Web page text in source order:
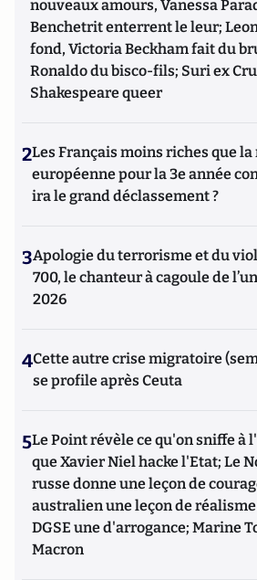
nouveaux amours, Vanessa
Benchetrit enterrent le leur;
fond, Victoria Beckham fait du
Ronaldo du bisco-fils; Suri ex
Shakespeare queer
2Les Français moins riches que
européenne pour la 3e année
ira le grand déclassement ?
3Apologie du terrorisme et du
700, le chanteur à cagoule de
2026
4Cette autre crise migratoire
se profile après Ceuta
5Le Point révèle ce qu'on sniffe à
que Xavier Niel hacke l'Etat; Le
russe donne une leçon de
australien une leçon de
DGSE une d'arrogance; Marine
Macron